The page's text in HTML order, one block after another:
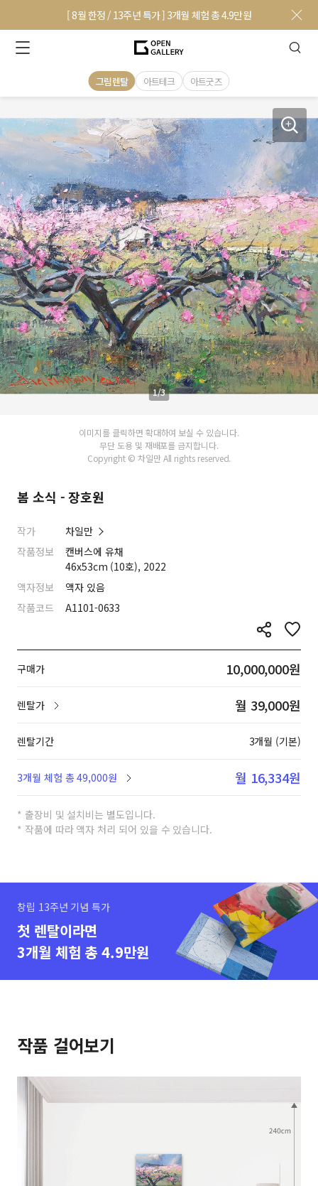
[ 8월 한정 / 13주년 특가 ] 3개월 체험 총 4.9만원
그림렌탈 아트테크 아트굿즈
1/3
이미지를 클릭하면 확대하여 보실 수 있습니다.
무단 도용 및 재배포를 금지합니다.
Copyright © 차일만 All rights reserved.
봄 소식 - 장호원
작가
차일만
작품정보
캔버스에 유채
46x53cm (10호), 2022
액자정보
액자 있음
작품코드
A1101-0633
구매가 10,000,000원
렌탈가 월 39,000원
렌탈기간 3개월 (기본)
3개월 체험 총 49,000원 월 16,334원
* 출장비 및 설치비는 별도입니다.
* 작품에 따라 액자 처리 되어 있을 수 있습니다.
창립 13주년 기념 특가
첫 렌탈이라면
3개월 체험 총 4.9만원
작품 걸어보기